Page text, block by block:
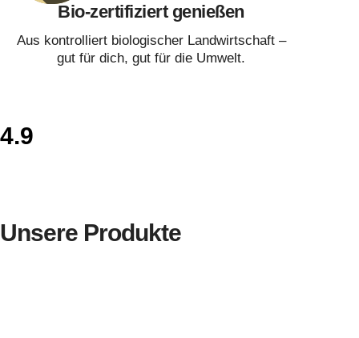
Bio-zertifiziert genießen
Aus kontrolliert biologischer Landwirtschaft –
gut für dich, gut für die Umwelt.
4.9
Unsere Produkte